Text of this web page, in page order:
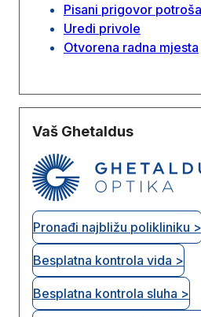
Pisani prigovor
Uredi privole
Otvorena radna mjesta
Vaš Ghetaldus
Pronađi najbližu polikliniku >
Besplatna kontrola vida >
Besplatna kontrola sluha >